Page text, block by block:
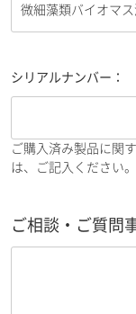
シリアルナンバー：
ご購入済み製品に関
は、ご記入ください。
ご相談・ご質問